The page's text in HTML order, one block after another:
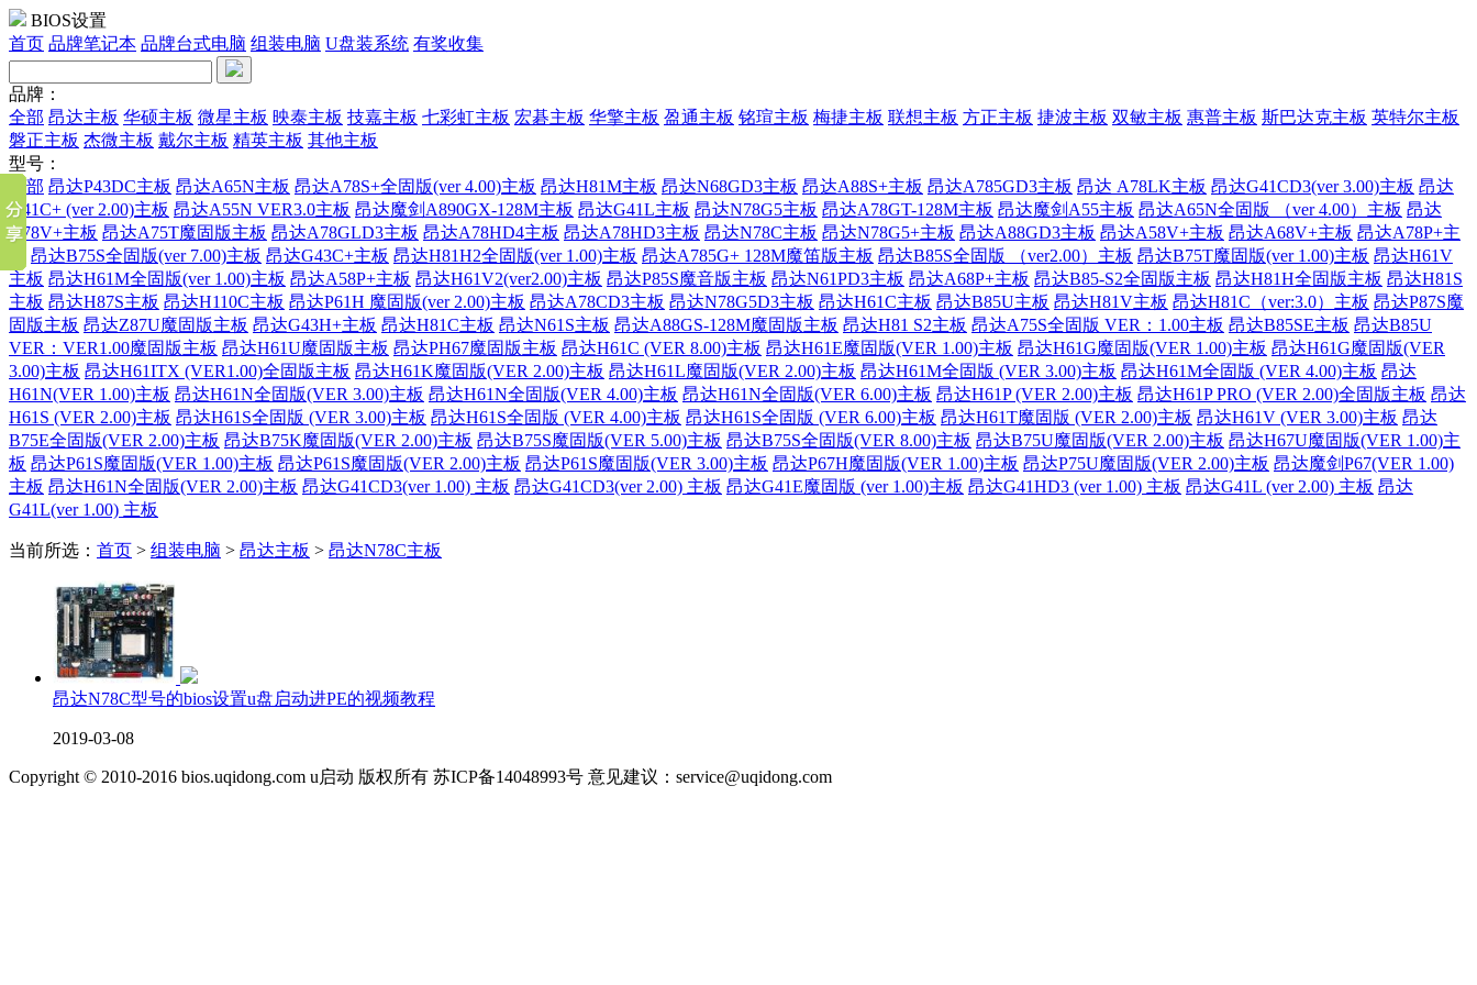
BIOS设置
首页 品牌笔记本 品牌台式电脑 组装电脑 U盘装系统 有奖收集
品牌：
全部 昂达主板 华硕主板 微星主板 映泰主板 技嘉主板 七彩虹主板 宏碁主板 华擎主板 盈通主板 铭瑄主板 梅捷主板 联想主板 方正主板 捷波主板 双敏主板 惠普主板 斯巴达克主板 英特尔主板
磐正主板 杰微主板 戴尔主板 精英主板 其他主板
型号：
全部 昂达P43DC主板 昂达A65N主板 昂达A78S+全固版(ver 4.00)主板 昂达H81M主板 昂达N68GD3主板 昂达A88S+主板 昂达A785GD3主板 昂达 A78LK主板 昂达G41CD3(ver 3.00)主板 昂达
G41C+ (ver 2.00)主板 昂达A55N VER3.0主板 昂达魔剑A890GX-128M主板 昂达G41L主板 昂达N78G5主板 昂达A78GT-128M主板 昂达魔剑A55主板 昂达A65N全固版 （ver 4.00）主板 昂达
A78V+主板 昂达A75T魔固版主板 昂达A78GLD3主板 昂达A78HD4主板 昂达A78HD3主板 昂达N78C主板 昂达N78G5+主板 昂达A88GD3主板 昂达A58V+主板 昂达A68V+主板 昂达A78P+主
昂达B75S全固版(ver 7.00)主板 昂达G43C+主板 昂达H81H2全固版(ver 1.00)主板 昂达A785G+ 128M魔笛版主板 昂达B85S全固版 （ver2.00）主板 昂达B75T魔固版(ver 1.00)主板 昂达H61V
主板 昂达H61M全固版(ver 1.00)主板 昂达A58P+主板 昂达H61V2(ver2.00)主板 昂达P85S魔音版主板 昂达N61PD3主板 昂达A68P+主板 昂达B85-S2全固版主板 昂达H81H全固版主板 昂达H81S
主板 昂达H87S主板 昂达H110C主板 昂达P61H 魔固版(ver 2.00)主板 昂达A78CD3主板 昂达N78G5D3主板 昂达H61C主板 昂达B85U主板 昂达H81V主板 昂达H81C（ver:3.0）主板 昂达P87S魔
固版主板 昂达Z87U魔固版主板 昂达G43H+主板 昂达H81C主板 昂达N61S主板 昂达A88GS-128M魔固版主板 昂达H81 S2主板 昂达A75S全固版 VER：1.00主板 昂达B85SE主板 昂达B85U
VER：VER1.00魔固版主板 昂达H61U魔固版主板 昂达PH67魔固版主板 昂达H61C (VER 8.00)主板 昂达H61E魔固版(VER 1.00)主板 昂达H61G魔固版(VER 1.00)主板 昂达H61G魔固版(VER
3.00)主板 昂达H61ITX (VER1.00)全固版主板 昂达H61K魔固版(VER 2.00)主板 昂达H61L魔固版(VER 2.00)主板 昂达H61M全固版 (VER 3.00)主板 昂达H61M全固版 (VER 4.00)主板 昂达
H61N(VER 1.00)主板 昂达H61N全固版(VER 3.00)主板 昂达H61N全固版(VER 4.00)主板 昂达H61N全固版(VER 6.00)主板 昂达H61P (VER 2.00)主板 昂达H61P PRO (VER 2.00)全固版主板 昂达
H61S (VER 2.00)主板 昂达H61S全固版 (VER 3.00)主板 昂达H61S全固版 (VER 4.00)主板 昂达H61S全固版 (VER 6.00)主板 昂达H61T魔固版 (VER 2.00)主板 昂达H61V (VER 3.00)主板 昂达
B75E全固版(VER 2.00)主板 昂达B75K魔固版(VER 2.00)主板 昂达B75S魔固版(VER 5.00)主板 昂达B75S全固版(VER 8.00)主板 昂达B75U魔固版(VER 2.00)主板 昂达H67U魔固版(VER 1.00)主
板 昂达P61S魔固版(VER 1.00)主板 昂达P61S魔固版(VER 2.00)主板 昂达P61S魔固版(VER 3.00)主板 昂达P67H魔固版(VER 1.00)主板 昂达P75U魔固版(VER 2.00)主板 昂达魔剑P67(VER 1.00)
主板 昂达H61N全固版(VER 2.00)主板 昂达G41CD3(ver 1.00) 主板 昂达G41CD3(ver 2.00) 主板 昂达G41E魔固版 (ver 1.00)主板 昂达G41HD3 (ver 1.00) 主板 昂达G41L (ver 2.00) 主板 昂达
G41L(ver 1.00) 主板
当前所选： 首页 > 组装电脑 > 昂达主板 > 昂达N78C主板
昂达N78C型号的bios设置u盘启动进PE的视频教程
2019-03-08
Copyright © 2010-2016 bios.uqidong.com u启动 版权所有 苏ICP备14048993号 意见建议：service@uqidong.com